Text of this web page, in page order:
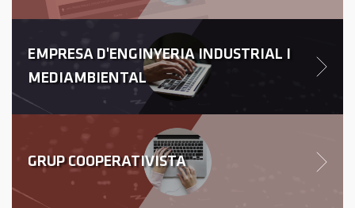
EMPRESA D'ENGINYERIA INDUSTRIAL I
MEDIAMBIENTAL
GRUP COOPERATIVISTA